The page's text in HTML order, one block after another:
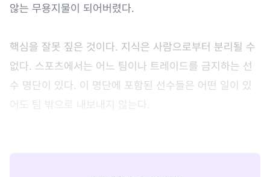
않는 무용지물이 되어버렸다.
핵심을 잘못 짚은 것이다. 지식은 사람으로부터 분리될 수
없다. 스포츠에서는 어느 팀이나 트레이드를 금지하는 선
수 명단이 있다. 이 명단에 포함된 선수들은 어떤 일이 있
어도 팀 밖으로 내보내지 않는다.